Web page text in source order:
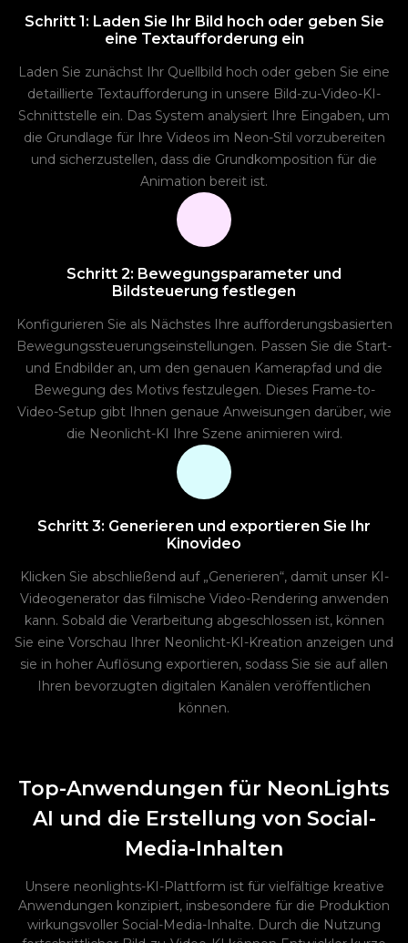
Schritt 1: Laden Sie Ihr Bild hoch oder geben Sie
eine Textaufforderung ein
Laden Sie zunächst Ihr Quellbild hoch oder geben Sie eine
detaillierte Textaufforderung in unsere Bild-zu-Video-KI-
Schnittstelle ein. Das System analysiert Ihre Eingaben, um
die Grundlage für Ihre Videos im Neon-Stil vorzubereiten
und sicherzustellen, dass die Grundkomposition für die
Animation bereit ist.
Schritt 2: Bewegungsparameter und
Bildsteuerung festlegen
Konfigurieren Sie als Nächstes Ihre aufforderungsbasierten
Bewegungssteuerungseinstellungen. Passen Sie die Start-
und Endbilder an, um den genauen Kamerapfad und die
Bewegung des Motivs festzulegen. Dieses Frame-to-
Video-Setup gibt Ihnen genaue Anweisungen darüber, wie
die Neonlicht-KI Ihre Szene animieren wird.
Schritt 3: Generieren und exportieren Sie Ihr
Kinovideo
Klicken Sie abschließend auf „Generieren“, damit unser KI-
Videogenerator das filmische Video-Rendering anwenden
kann. Sobald die Verarbeitung abgeschlossen ist, können
Sie eine Vorschau Ihrer Neonlicht-KI-Kreation anzeigen und
sie in hoher Auflösung exportieren, sodass Sie sie auf allen
Ihren bevorzugten digitalen Kanälen veröffentlichen
können.
Top-Anwendungen für NeonLights
AI und die Erstellung von Social-
Media-Inhalten
Unsere neonlights-KI-Plattform ist für vielfältige kreative
Anwendungen konzipiert, insbesondere für die Produktion
wirkungsvoller Social-Media-Inhalte. Durch die Nutzung